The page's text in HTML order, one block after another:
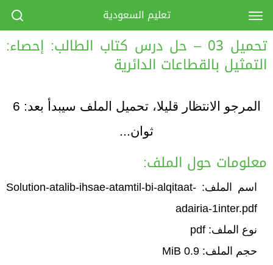
تحميل 03 – حل درس كتاب الطالب: إحصاء:
التمثيل بالقطاعات الدائرية
المرجو الانتظار قليلا، تحميل الملف سيبدأ بعد: 6
ثوان...
معلومات حول الملف:
اسم الملف: Solution-atalib-ihsae-atamtil-bi-alqitaat-
adairia-1inter.pdf
نوع الملف: pdf
حجم الملف: 0.9 MiB
تعليم السعودية